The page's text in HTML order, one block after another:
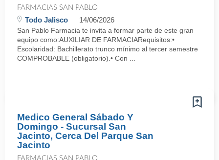
FARMACIAS SAN PABLO
Todo Jalisco 14/06/2026
San Pablo Farmacia te invita a formar parte de este gran
equipo como:AUXILIAR DE FARMACIARequisitos:•
Escolaridad: Bachillerato trunco mínimo al tercer semestre
COMPROBABLE (obligatorio).• Con ...
Medico General Sábado Y
Domingo - Sucursal San
Jacinto, Cerca Del Parque San
Jacinto
FARMACIAS SAN PABLO